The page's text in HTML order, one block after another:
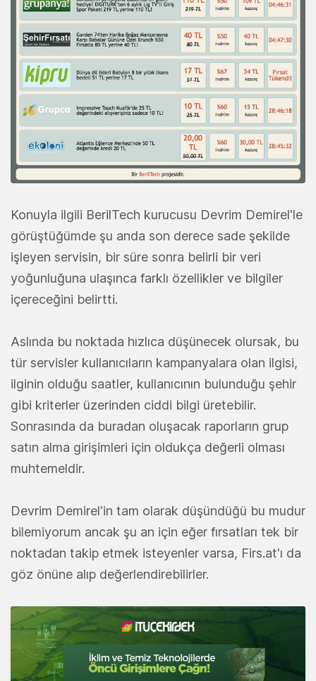
Konuyla ilgili BerilTech kurucusu Devrim Demirel'le
görüştüğümde şu anda son derece sade şekilde
işleyen servisin, bir süre sonra belirli bir veri
yoğunluğuna ulaşınca farklı özellikler ve bilgiler
içereceğini belirtti.
Aslında bu noktada hızlıca düşünecek olursak, bu
tür servisler kullanıcıların kampanyalara olan ilgisi,
ilginin olduğu saatler, kullanıcının bulunduğu şehir
gibi kriterler üzerinden ciddi bilgi üretebilir.
Sonrasında da buradan oluşacak raporların grup
satın alma girişimleri için oldukça değerli olması
muhtemeldir.
Devrim Demirel'in tam olarak düşündüğü bu mudur
bilemiyorum ancak şu an için eğer fırsatları tek bir
noktadan takip etmek isteyenler varsa, Firs.at'ı da
göz önüne alıp değerlendirebilirler.